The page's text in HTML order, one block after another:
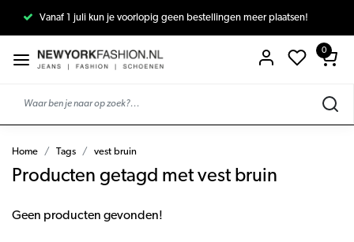
Vanaf 1 juli kun je voorlopig geen bestellingen meer plaatsen!
0
Home Tags vest bruin
Producten getagd met vest bruin
Geen producten gevonden!